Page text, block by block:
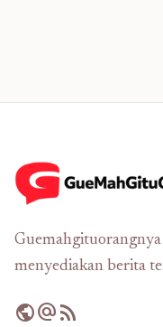
menyediakan berita
publicalternate_emailrss_feed